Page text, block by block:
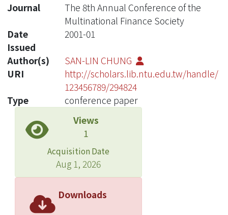
Journal
The 8th Annual Conference of the
Multinational Finance Society
Date
Issued
2001-01
Author(s)
SAN-LIN CHUNG
URI
http://scholars.lib.ntu.edu.tw/handle/
123456789/294824
Type
conference paper
Views
1
Acquisition Date
Aug 1, 2026
Downloads